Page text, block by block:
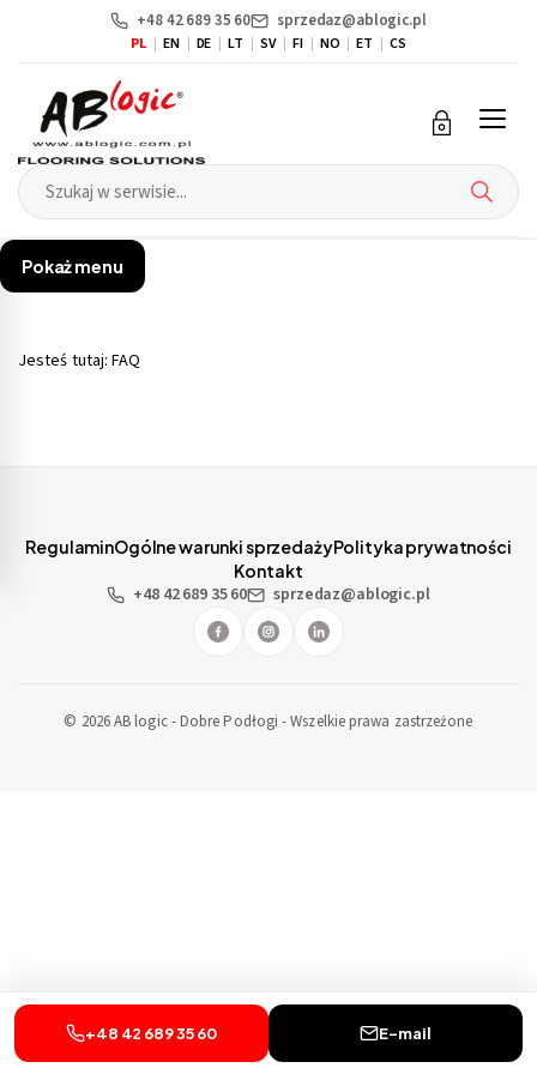
do menu
głównego
menu
w
stopce
+48 42 689 35 60 sprzedaz@ablogic.pl
PL EN DE LT SV FI NO ET CS
Pokaż menu
Jesteś tutaj: FAQ
RegulaminOgólne warunki sprzedażyPolityka prywatności
Kontakt
+48 42 689 35 60 sprzedaz@ablogic.pl
© 2026 AB logic - Dobre Podłogi - Wszelkie prawa zastrzeżone